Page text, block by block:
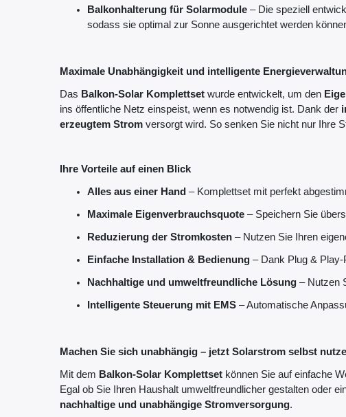
Balkonhalterung für Solarmodule – Die speziell
sodass sie optimal zur Sonne ausgerichtet werden
Maximale Unabhängigkeit und intelligente
Das Balkon-Solar Komplettset wurde entwickelt, um den
ins öffentliche Netz einspeist, wenn es notwendig ist. Dank der
erzeugtem Strom versorgt wird. So senken Sie nicht nur Ihre
Ihre Vorteile auf einen Blick
Alles aus einer Hand – Komplettset mit perfekt
Maximale Eigenverbrauchsquote – Speichern Sie
Reduzierung der Stromkosten – Nutzen Sie Ihren
Einfache Installation & Bedienung – Dank Plug &
Nachhaltige und umweltfreundliche Lösung – Nutzen
Intelligente Steuerung mit EMS – Automatische
Machen Sie sich unabhängig – jetzt Solarstrom selbst
Mit dem Balkon-Solar Komplettset können Sie auf einfache
Egal ob Sie Ihren Haushalt umweltfreundlicher gestalten oder
nachhaltige und unabhängige Stromversorgung.